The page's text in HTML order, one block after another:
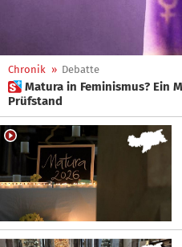
Chronik » Debatte
 Matura in Feminismus? Ein Modell aus Nordtirol am
Prüfstand